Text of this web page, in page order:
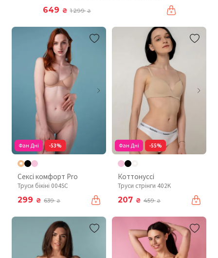
649 ₴ 1 299₴
Фан Дні -53%
Сексі комфорт Pro
Труси бікіні 004SC
299 ₴ 639₴
Фан Дні -55%
Коттонуссі
Труси стрінги 402K
207 ₴ 459₴